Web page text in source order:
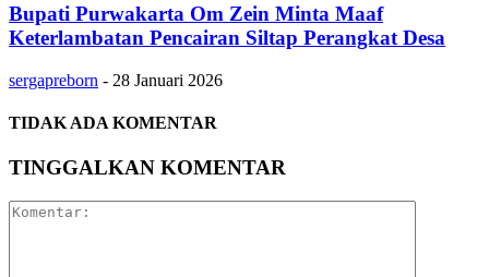
Bupati Purwakarta Om Zein Minta Maaf
Keterlambatan Pencairan Siltap Perangkat Desa
sergapreborn - 28 Januari 2026
TIDAK ADA KOMENTAR
TINGGALKAN KOMENTAR